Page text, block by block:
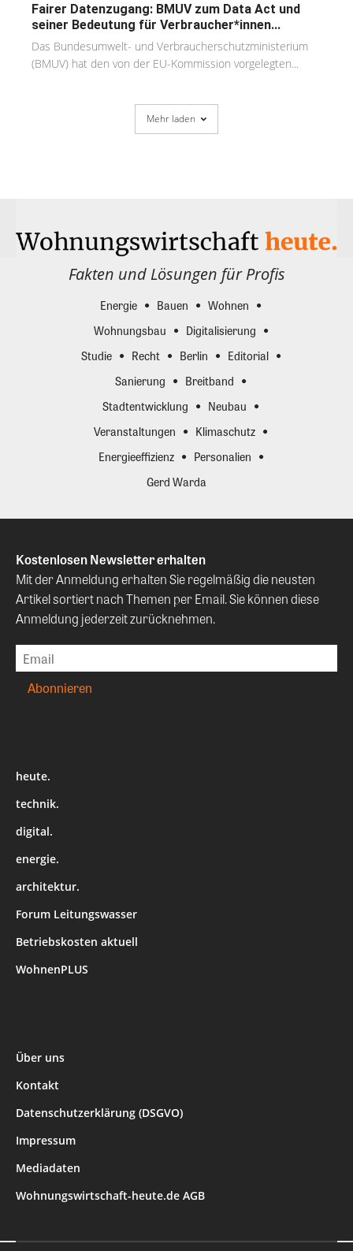
Fairer Datenzugang: BMUV zum Data Act und
seiner Bedeutung für Verbraucher*innen...
Das Bundesumwelt- und Verbraucherschutzministerium
(BMUV) hat den von der EU-Kommission vorgelegten...
Mehr laden
Fakten und Lösungen für Profis
Energie Bauen
Wohnen
Wohnungsbau
Digitalisierung
Studie
Recht Berlin
Editorial
Sanierung
Breitband
Stadtentwicklung
Neubau
Veranstaltungen
Klimaschutz
Energieeffizienz
Personalien
Gerd Warda
Kostenlosen Newsletter erhalten
Mit der Anmeldung erhalten Sie regelmäßig die neusten
Artikel sortiert nach Themen per Email. Sie können diese
Anmeldung jederzeit zurücknehmen.
heute.
technik.
digital.
energie.
architektur.
Forum Leitungswasser
Betriebskosten aktuell
WohnenPLUS
Über uns
Kontakt
Datenschutzerklärung (DSGVO)
Impressum
Mediadaten
Wohnungswirtschaft-heute.de AGB